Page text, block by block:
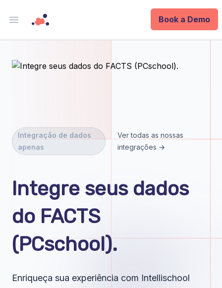
Open main menu
Book a Demo
Integrations
Company
Blog
Integração de dados
apenas
Ver todas as nossas
integrações →
Integre seus dados
do FACTS
(PCschool).
Enriqueça sua experiência com Intellischool